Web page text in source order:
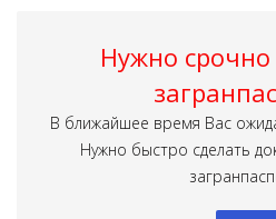
Нужно
В ближайшее время Вас
Нужно быстро сделать